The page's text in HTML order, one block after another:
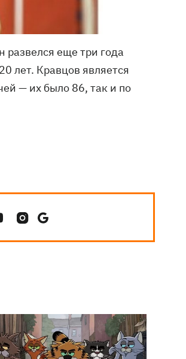
развелся еще три года
лет. Кравцов является
— их было 86, так и по